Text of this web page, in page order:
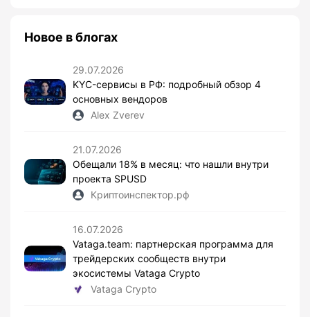
Новое в блогах
29.07.2026
KYC-сервисы в РФ: подробный обзор 4
основных вендоров
Alex Zverev
21.07.2026
Обещали 18% в месяц: что нашли внутри
проекта SPUSD
Криптоинспектор.рф
16.07.2026
Vataga.team: партнерская программа для
трейдерских сообществ внутри
экосистемы Vataga Crypto
Vataga Crypto